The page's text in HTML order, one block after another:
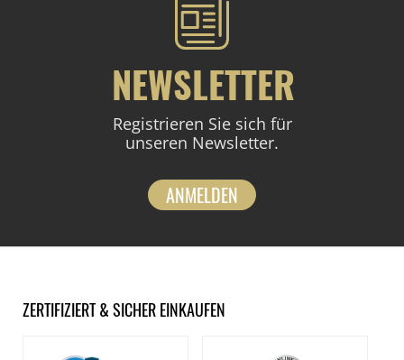
NEWSLETTER
Registrieren Sie sich für
unseren Newsletter.
ANMELDEN
ZERTIFIZIERT & SICHER EINKAUFEN